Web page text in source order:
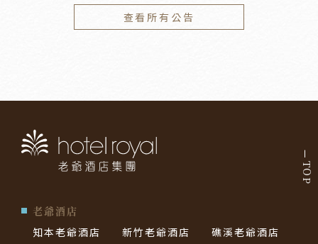
查看所有公告
TOP
老爺酒店
知本老爺酒店
新竹老爺酒店
礁溪老爺酒店